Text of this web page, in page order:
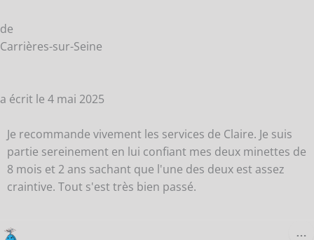
de
Carrières-sur-Seine
a écrit le 4 mai 2025
Je recommande vivement les services de Claire. Je suis
partie sereinement en lui confiant mes deux minettes de
8 mois et 2 ans sachant que l'une des deux est assez
craintive. Tout s'est très bien passé.
…